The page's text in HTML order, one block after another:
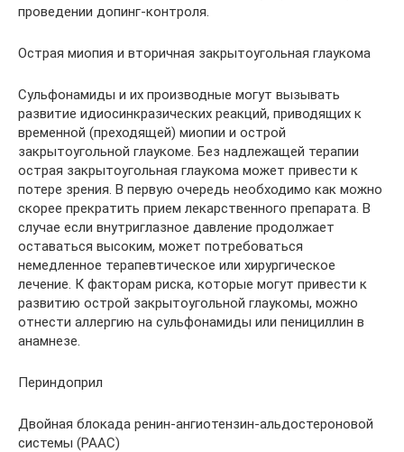
проведении допинг-контроля.
Острая миопия и вторичная закрытоугольная глаукома
Сульфонамиды и их производные могут вызывать
развитие идиосинкразических реакций, приводящих к
временной (преходящей) миопии и острой
закрытоугольной глаукоме. Без надлежащей терапии
острая закрытоугольная глаукома может привести к
потере зрения. В первую очередь необходимо как можно
скорее прекратить прием лекарственного препарата. В
случае если внутриглазное давление продолжает
оставаться высоким, может потребоваться
немедленное терапевтическое или хирургическое
лечение. К факторам риска, которые могут привести к
развитию острой закрытоугольной глаукомы, можно
отнести аллергию на сульфонамиды или пенициллин в
анамнезе.
Периндоприл
Двойная блокада ренин-ангиотензин-альдостероновой
системы (РААС)